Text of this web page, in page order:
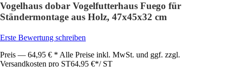
Vogelhaus dobar Vogelfutterhaus Fuego für
Ständermontage aus Holz, 47x45x32 cm
Erste Bewertung schreiben
Preis — 64,95 € * Alle Preise inkl. MwSt. und ggf. zzgl.
Versandkosten pro ST64,95 €*/ ST